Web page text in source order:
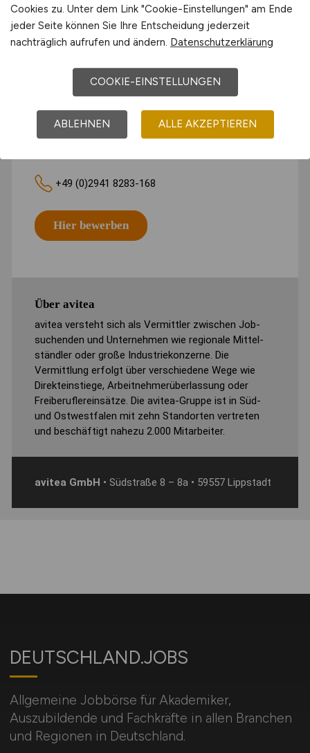
DEUTSCHLAND.JOBS
Allgemeine Jobbörse für Akademiker,
Auszubildende und Fachkräfte in allen Branchen
und Regionen in Deutschland.
Cookies zu. Unter dem Link "Cookie-Einstellungen" am Ende
jeder Seite können Sie Ihre Entscheidung jederzeit
nachträglich aufrufen und ändern. Datenschutzerklärung
COOKIE-EINSTELLUNGEN
ABLEHNEN ALLE AKZEPTIEREN